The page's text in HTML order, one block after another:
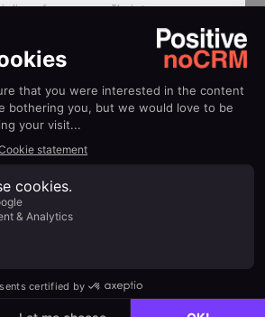
di performance. Il sistema
gli errori di battitura.
di
telefonico
le corde
telefonico è fondamentale per
stabilire un rapporto
le corde giuste. È preferibile